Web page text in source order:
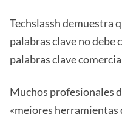
Techslassh demuestra
palabras clave no debe
palabras clave
Muchos profesionales
«mejores herramientas